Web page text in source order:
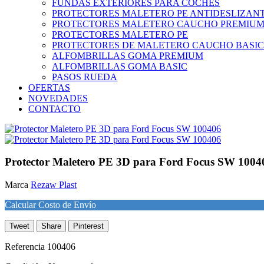
FUNDAS EXTERIORES PARA COCHES
PROTECTORES MALETERO PE
PROTECTORES MALETERO CAUCHO PREMIUM
PROTECTORES MALETERO PE
PROTECTORES DE MALETERO CAUCHO BASIC
ALFOMBRILLAS GOMA PREMIUM
ALFOMBRILLAS GOMA BASIC
PASOS RUEDA
OFERTAS
NOVEDADES
CONTACTO
Protector Maletero PE 3D para Ford Focus SW
Marca Rezaw Plast
Calcular Costo de Envío
Tweet Share Pinterest
Referencia 100406